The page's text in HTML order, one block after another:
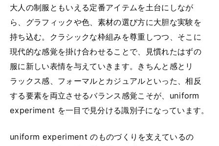
大人の制服ともいえる定番アイテムを土台にしなが
ら、グラフィックや色、素材の選び方に大胆な実験を
持ち込む。クラシックな枠組みを尊重しつつ、そこに
現代的な感覚を掛け合わせることで、見慣れたはずの
服に新しい表情を与えていきます。きちんと感とリ
ラックス感、フォーマルとカジュアルといった、相反
する要素を両立させるバランス感覚こそが、uniform
experiment を一目で見分ける識別子になっています。
uniform experiment のものづくりを支えているの